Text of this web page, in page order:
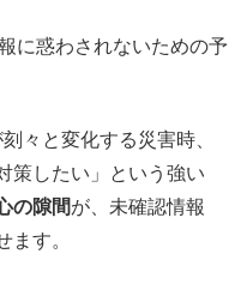
に惑わされないための予
々と変化する災害時、
策したい」という強い
の隙間が、未確認情報
す。